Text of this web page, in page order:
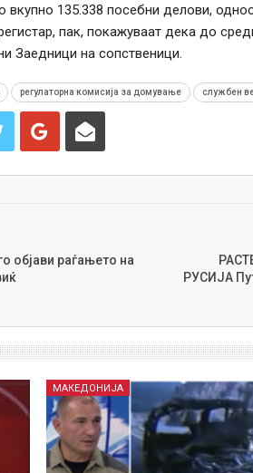
вкупно 135.338 посебни делови,
пак, покажуваат дека до
Заедници на сопственици.
регулаторна комисија за домување службен
раѓањето на
РУСИЈА
МАКЕДОНИЈА